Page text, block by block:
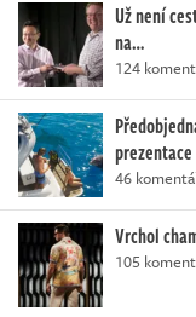
Už není
na…
124
46
Vrchol
105